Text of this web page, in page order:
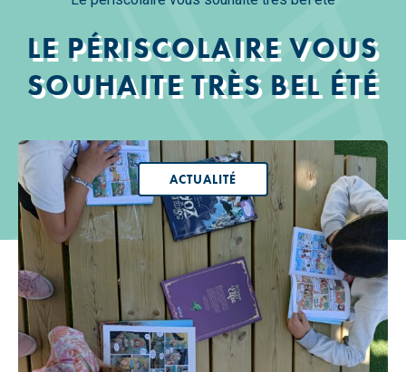
LE PÉRISCOLAIRE VOUS
SOUHAITE TRÈS BEL ÉTÉ
ACTUALITÉ